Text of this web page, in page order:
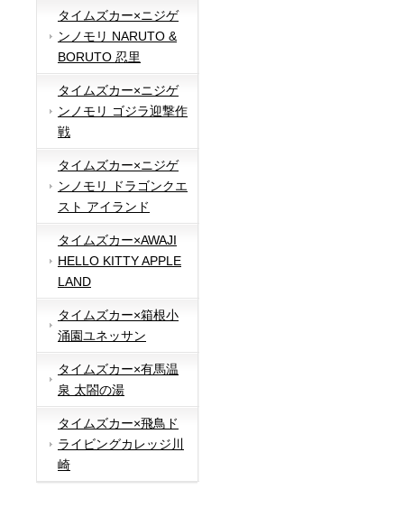
タイムズカー×ニジゲ
ンノモリ NARUTO &
BORUTO 忍里
タイムズカー×ニジゲ
ンノモリ ゴジラ迎撃作
戦
タイムズカー×ニジゲ
ンノモリ ドラゴンクエ
スト アイランド
タイムズカー×AWAJI
HELLO KITTY APPLE
LAND
タイムズカー×箱根小
涌園ユネッサン
タイムズカー×有馬温
泉 太閤の湯
タイムズカー×飛鳥ド
ライビングカレッジ川
崎